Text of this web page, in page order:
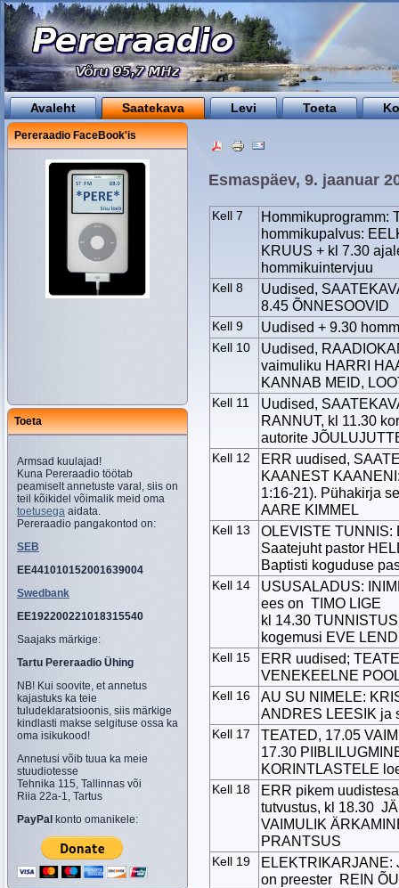
Avaleht Saatekava Levi Toeta
Pereraadio FaceBook'is
Toeta
Armsad kuulajad!
Kuna Pereraadio töötab
peamiselt annetuste varal, siis on
teil kõikidel võimalik meid oma
toetusega aidata.
Pereraadio pangakontod on:
SEB
EE441010152001639004
Swedbank
EE192200221018315540
Saajaks märkige:
Tartu Pereraadio Ühing
NB! Kui soovite, et annetus
kajastuks ka teie
tuludeklaratsioonis, siis märkige
kindlasti makse selgituse ossa ka
oma isikukood!
Annetusi võib tuua ka meie
stuudiotesse
Tehnika 115, Tallinnas või
Riia 22a-1, Tartus
PayPal konto omanikele:
Esmaspäev, 9. jaanuar
Kell 7
Hommikuprogramm:
hommikupalvus:
KRUUS + kl 7.30
hommikuintervjuu
Kell 8
Uudised,
8.45 ÕNNESOOVID
Kell 9 Uudised + 9.30
Kell 10
Uudised,
vaimuliku HARRI
KANNAB MEID,
Kell 11
Uudised,
RANNUT, kl 11.30
autorite
Kell 12
ERR uudised,
KAANEST
1:16-21). Pühakirja
AARE KIMMEL
Kell 13
OLEVISTE TUNNIS:
Saatejuht pastor
Baptisti koguduse
Kell 14
USUSALADUS:
ees on TIMO LIGE
kl 14.30
kogemusi EVE
Kell 15
ERR uudised;
VENEKEELNE
Kell 16
AU SU NIMELE:
ANDRES LEESIK ja
Kell 17
TEATED, 17.05
17.30
KORINTLASTELE
Kell 18
ERR pikem
tutvustus, kl 18.30
VAIMULIK
PRANTSUS
Kell 19
ELEKTRIKARJANE:
on preester REIN